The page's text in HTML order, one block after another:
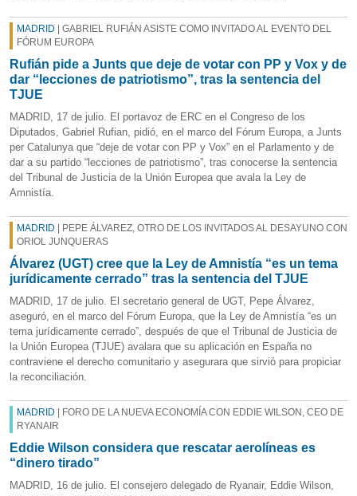
MADRID | GABRIEL RUFIÁN ASISTE COMO INVITADO AL EVENTO DEL
FÓRUM EUROPA
Rufián pide a Junts que deje de votar con PP y Vox y de
dar “lecciones de patriotismo”, tras la sentencia del
TJUE
MADRID, 17 de julio. El portavoz de ERC en el Congreso de los
Diputados, Gabriel Rufian, pidió, en el marco del Fórum Europa, a Junts
per Catalunya que “deje de votar con PP y Vox” en el Parlamento y de
dar a su partido “lecciones de patriotismo”, tras conocerse la sentencia
del Tribunal de Justicia de la Unión Europea que avala la Ley de
Amnistía.
MADRID | PEPE ÁLVAREZ, OTRO DE LOS INVITADOS AL DESAYUNO CON
ORIOL JUNQUERAS
Álvarez (UGT) cree que la Ley de Amnistía “es un tema
jurídicamente cerrado” tras la sentencia del TJUE
MADRID, 17 de julio. El secretario general de UGT, Pepe Álvarez,
aseguró, en el marco del Fórum Europa, que la Ley de Amnistía “es un
tema jurídicamente cerrado”, después de que el Tribunal de Justicia de
la Unión Europea (TJUE) avalara que su aplicación en España no
contraviene el derecho comunitario y asegurara que sirvió para propiciar
la reconciliación.
MADRID | FORO DE LA NUEVA ECONOMÍA CON EDDIE WILSON, CEO DE
RYANAIR
Eddie Wilson considera que rescatar aerolíneas es
“dinero tirado”
MADRID, 16 de julio. El consejero delegado de Ryanair, Eddie Wilson,